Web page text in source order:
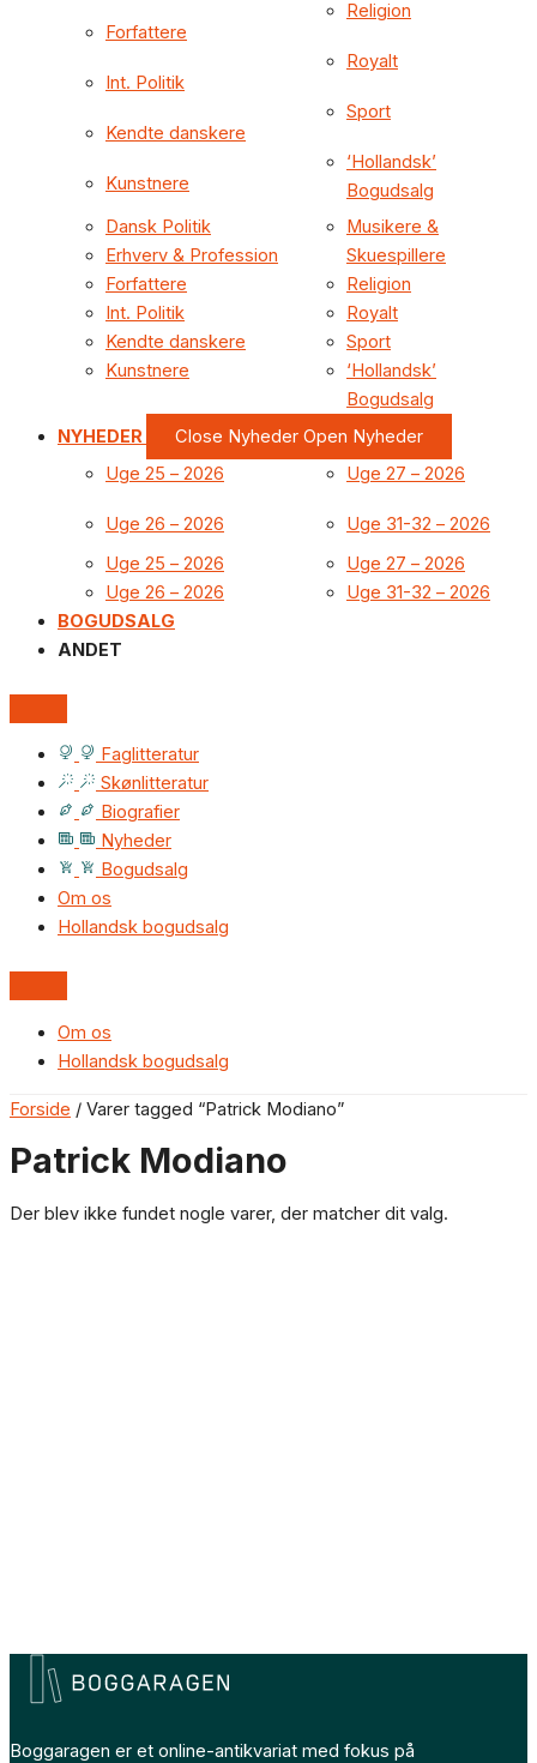
Forfattere
Int. Politik
Kendte danskere
Kunstnere
Religion
Royalt
Sport
‘Hollandsk’
Bogudsalg
Dansk Politik
Erhverv & Profession
Forfattere
Int. Politik
Kendte danskere
Kunstnere
Musikere &
Skuespillere
Religion
Royalt
Sport
‘Hollandsk’
Bogudsalg
NYHEDER
Close Nyheder Open Nyheder
Uge 25 – 2026
Uge 26 – 2026
Uge 27 – 2026
Uge 31-32 – 2026
Uge 25 – 2026
Uge 26 – 2026
Uge 27 – 2026
Uge 31-32 – 2026
BOGUDSALG
ANDET
Faglitteratur
Skønlitteratur
Biografier
Nyheder
Bogudsalg
Om os
Hollandsk bogudsalg
Om os
Hollandsk bogudsalg
Forside / Varer tagged “Patrick Modiano”
Patrick Modiano
Der blev ikke fundet nogle varer, der matcher dit valg.
Boggaragen er et online-antikvariat med fokus på